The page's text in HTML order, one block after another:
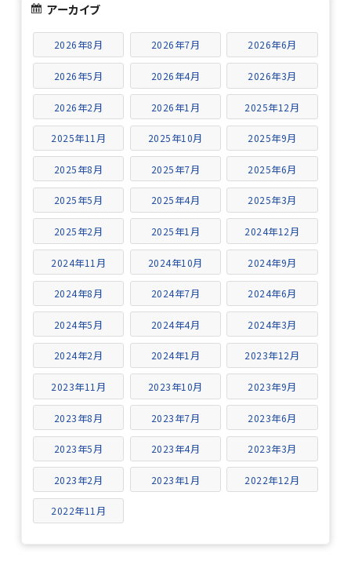
アーカイブ
2026年8月 2026年7月 2026年6月
2026年5月 2026年4月 2026年3月
2026年2月 2026年1月 2025年12月
2025年11月 2025年10月 2025年9月
2025年8月 2025年7月 2025年6月
2025年5月 2025年4月 2025年3月
2025年2月 2025年1月 2024年12月
2024年11月 2024年10月 2024年9月
2024年8月 2024年7月 2024年6月
2024年5月 2024年4月 2024年3月
2024年2月 2024年1月 2023年12月
2023年11月 2023年10月 2023年9月
2023年8月 2023年7月 2023年6月
2023年5月 2023年4月 2023年3月
2023年2月 2023年1月 2022年12月
2022年11月